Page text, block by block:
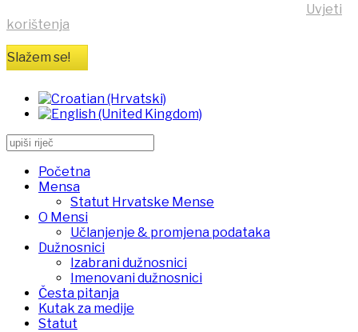
Uvjeti
korištenja
Slažem se!
Početna
Mensa
Statut Hrvatske Mense
O Mensi
Učlanjenje & promjena podataka
Dužnosnici
Izabrani dužnosnici
Imenovani dužnosnici
Česta pitanja
Kutak za medije
Statut